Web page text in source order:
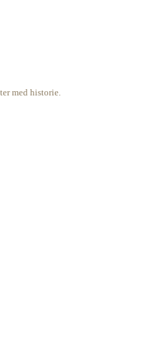
med historie.